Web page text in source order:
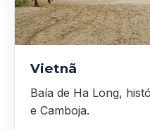
Vietnã
Baía de Ha Long,
e Camboja.